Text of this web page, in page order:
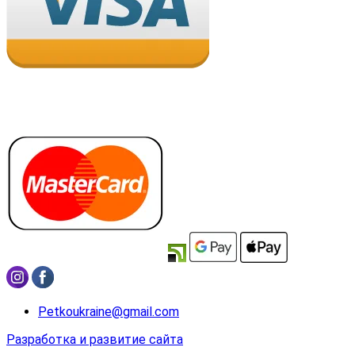
Petkoukraine@gmail.com
Разработка и развитие сайта